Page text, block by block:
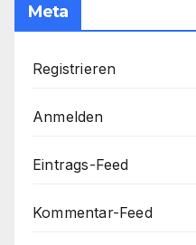
Meta
Registrieren
Anmelden
Eintrags-Feed
Kommentar-Feed